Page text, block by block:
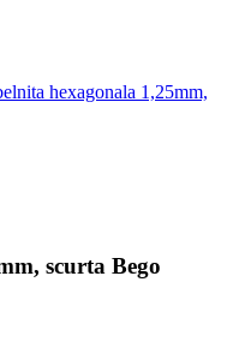
hexagonala 1,25mm,
scurta Bego